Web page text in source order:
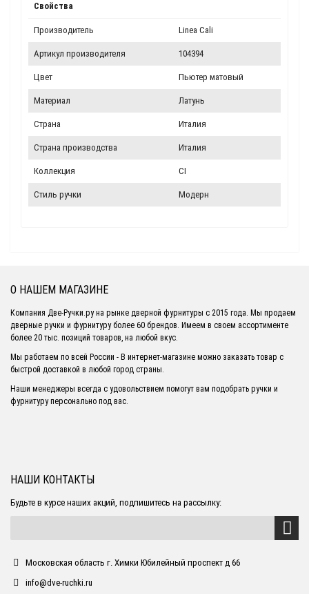
Свойства
Производитель Linea Cali
Артикул производителя 104394
Цвет Пьютер матовый
Материал Латунь
Страна Италия
Страна производства Италия
Коллекция CI
Стиль ручки Модерн
О НАШЕМ МАГАЗИНЕ
Компания Две-Ручки.ру на рынке дверной фурнитуры с 2015 года. Мы продаем
дверные ручки и фурнитуру более 60 брендов. Имеем в своем ассортименте
более 20 тыс. позиций товаров, на любой вкус.
Мы работаем по всей России - В интернет-магазине можно заказать товар с
быстрой доставкой в любой город страны.
Наши менеджеры всегда с удовольствием помогут вам подобрать ручки и
фурнитуру персонально под вас.
НАШИ КОНТАКТЫ
Будьте в курсе наших акций, подпишитесь на рассылку:
Московская область г. Химки Юбилейный проспект д 66
info@dve-ruchki.ru